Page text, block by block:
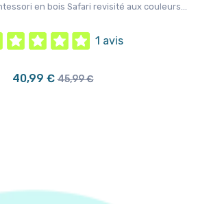
en bois Safari revisité aux couleurs...
1 avis
40,99 € 45,99 €